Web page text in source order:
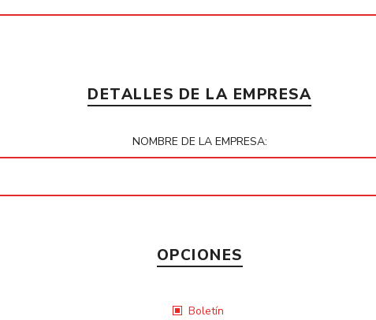
DETALLES DE LA EMPRESA
NOMBRE DE LA EMPRESA:
OPCIONES
Boletín